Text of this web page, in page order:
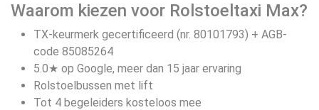
Waarom kiezen voor Rolstoeltaxi Max?
TX-keurmerk gecertificeerd (nr. 80101793) + AGB-
code 85085264
5.0★ op Google, meer dan 15 jaar ervaring
Rolstoelbussen met lift
Tot 4 begeleiders kosteloos mee